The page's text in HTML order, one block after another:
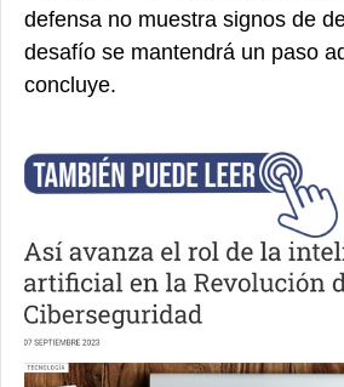
defensa no muestra signos de
desafío se mantendrá un paso
concluye.